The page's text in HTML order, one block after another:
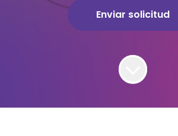
Enviar solicitud